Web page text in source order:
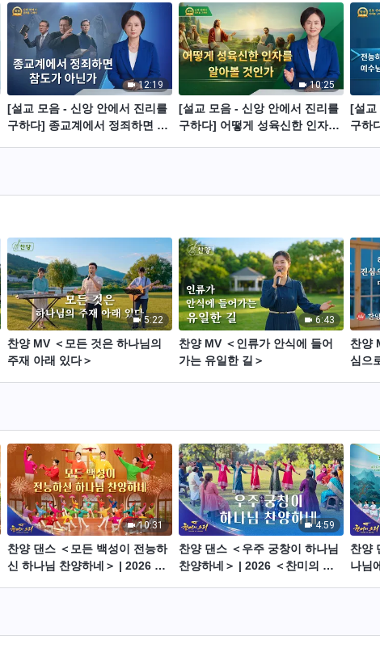
12:19
[설교 모음 - 신앙 안에서 진리를
구하다] 종교계에서 정죄하면 참
10:25
[설교 모음 - 신앙 안에서 진리를
구하다] 어떻게 성육신한 인자를
[설교
구하
5:22
찬양 MV ＜모든 것은 하나님의
주재 아래 있다＞
6:43
찬양 MV ＜인류가 안식에 들어
가는 유일한 길＞
찬양
심으
10:31
찬양 댄스 ＜모든 백성이 전능하
신 하나님 찬양하네＞ | 2026 ＜
4:59
찬양 댄스 ＜우주 궁창이 하나님
찬양하네＞ | 2026 ＜찬미의 소
찬양
나님